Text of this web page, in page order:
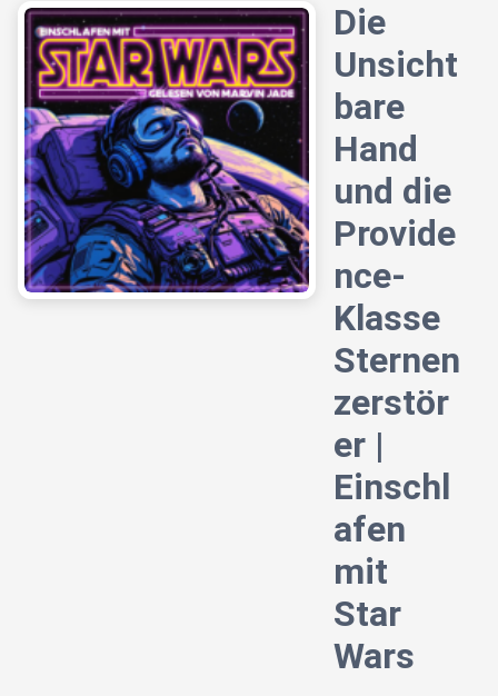
Die
Unsicht
bare
Hand
und die
Provide
nce-
Klasse
Sternen
zerstör
er |
Einschl
afen
mit
Star
Wars